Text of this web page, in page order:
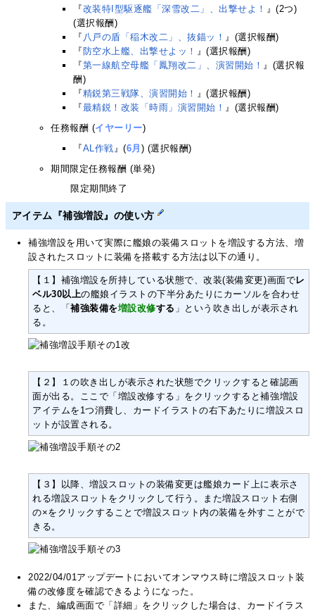
『改装特I型駆逐艦「深雪改二」、出撃せよ！ 』(2つ)
(選択報酬)
『 八戸の盾「稲木改二」、抜錨ッ！ 』(選択報酬)
『防空水上艦、出撃せよッ！ 』(選択報酬)
『第一線航空母艦「鳳翔改二」、演習開始！ 』(選択報
酬)
『精鋭第三戦隊、演習開始！ 』(選択報酬)
『最精鋭！改装「時雨」演習開始！ 』(選択報酬)
任務報酬 (イヤーリー)
『AL作戦 』(6月 ) (選択報酬)
期間限定任務報酬 (単発)
限定期間終了
アイテム『補強増設』の使い方
補強増設を用いて実際に艦娘の装備スロットを増設する方法、増
設されたスロットに装備を搭載する方法は以下の通り。
【１】補強増設を所持している状態で、改装(装備変更)画面でレ
ベル30以上の艦娘イラストの下半分あたりにカーソルを合わせ
ると、「補強装備を増設改修する 」という吹き出しが表示され
る。
【２】１の吹き出しが表示された状態でクリックすると確認画
面が出る。ここで「増設改修する」をクリックすると補強増設
アイテムを1つ消費し、カードイラストの右下あたりに増設スロ
ットが設置される。
【３】以降、増設スロットの装備変更は艦娘カード上に表示さ
れる増設スロットをクリックして行う。また増設スロット右側
の×をクリックすることで増設スロット内の装備を外すことがで
きる。
2022/04/01アップデートにおいてオンマウス時に増設スロット装
備の改修度を確認できるようになった。
また、編成画面で「詳細」をクリックした場合は、カードイラス